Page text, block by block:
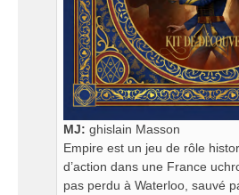
MJ: ghislain Masson
Empire est un jeu de rôle
d’action dans une France
pas perdu à Waterloo, sauvé